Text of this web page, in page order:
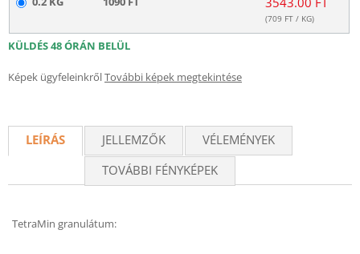
(709 FT / KG)
KÜLDÉS 48 ÓRÁN BELÜL
Képek ügyfeleinkrőlTovábbi képek megtekintése
LEÍRÁS JELLEMZŐK
VÉLEMÉNYEK
TOVÁBBI FÉNYKÉPEK
TetraMin granulátum: